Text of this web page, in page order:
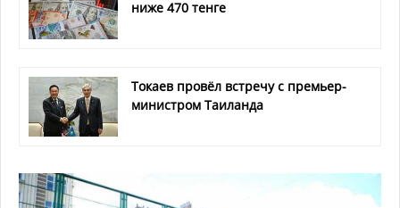
ниже 470 тенге
Токаев провёл встречу с премьер-
министром Таиланда